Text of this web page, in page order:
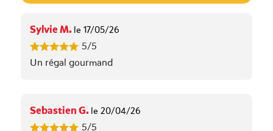
Sylvie M. le 17/05/26
5/5
Un régal gourmand
Sebastien G. le 20/04/26
5/5